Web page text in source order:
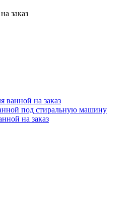
заказ
ванной на заказ
под стиральную машину
на заказ